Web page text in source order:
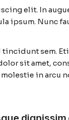
elit. In
ipsum. Nunc
sem.
sit amet,
in arcu